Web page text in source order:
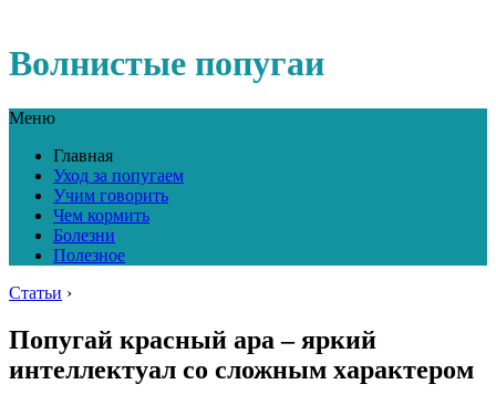
Волнистые попугаи
Меню
Главная
Уход за попугаем
Учим говорить
Чем кормить
Болезни
Полезное
Статьи ›
Попугай красный ара – яркий
интеллектуал со сложным характером